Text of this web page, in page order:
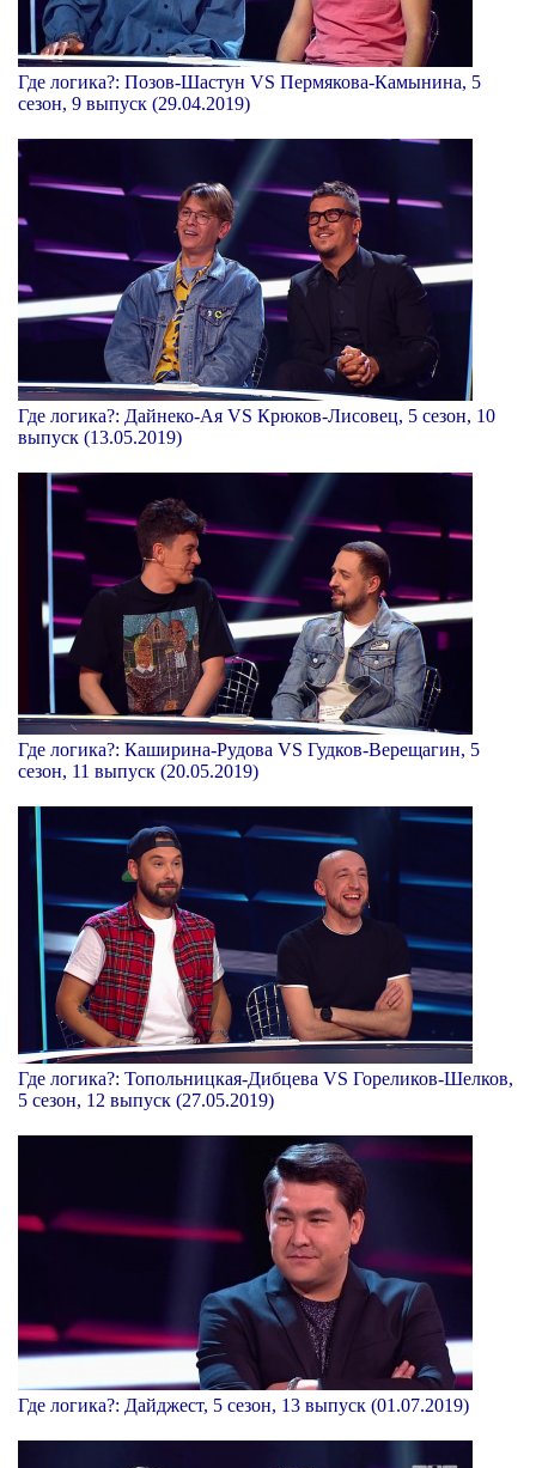
Где логика?: Позов-Шастун VS Пермякова-Камынина, 5
сезон, 9 выпуск (29.04.2019)
Где логика?: Дайнеко-Ая VS Крюков-Лисовец, 5 сезон, 10
выпуск (13.05.2019)
Где логика?: Каширина-Рудова VS Гудков-Верещагин, 5
сезон, 11 выпуск (20.05.2019)
Где логика?: Топольницкая-Дибцева VS Гореликов-Шелков,
5 сезон, 12 выпуск (27.05.2019)
Где логика?: Дайджест, 5 сезон, 13 выпуск (01.07.2019)